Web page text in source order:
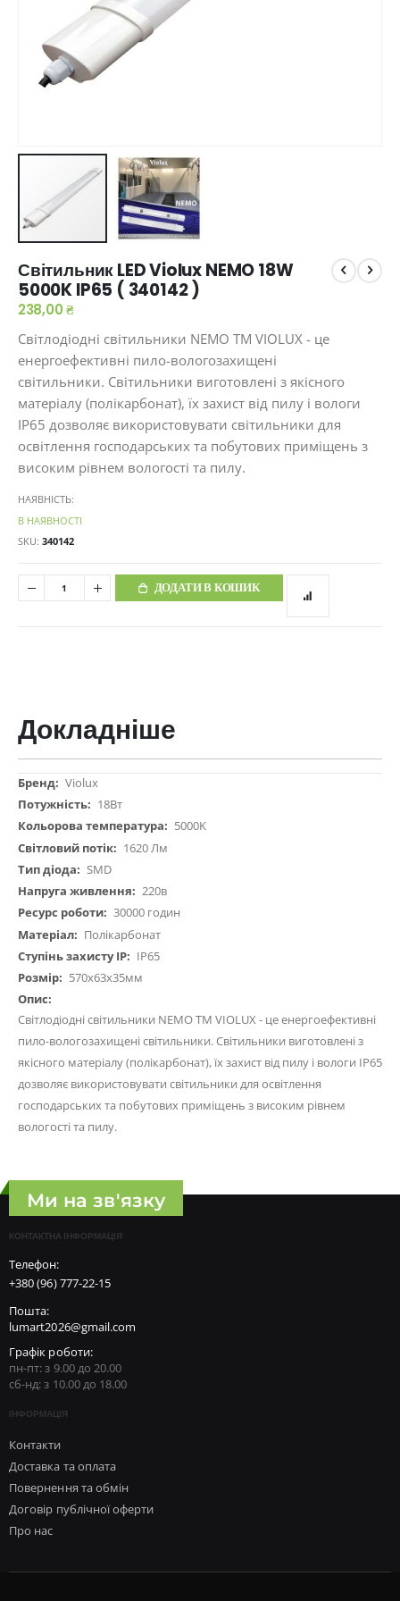
до
початку
галереї
Світильник LED Violux NEMO 18W
5000K IP65 ( 340142 )
238,00 ₴
Світлодіодні світильники NEMO ТМ VIOLUX - це
енергоефективні пило-вологозахищені
світильники. Світильники виготовлені з якісного
матеріалу (полікарбонат), їх захист від пилу і вологи
IP65 дозволяє використовувати світильники для
освітлення господарських та побутових приміщень з
високим рівнем вологості та пилу.
НАЯВНІСТЬ:
В НАЯВНОСТІ
SKU 340142
ДОДАТИ В КОШИК
Докладніше
Докладніше
Violux
18Вт
5000K
1620 Лм
SMD
220в
30000 годин
Полікарбонат
IP65
570х63х35мм
Світлодіодні світильники NEMO ТМ VIOLUX - це енергоефективні
пило-вологозахищені світильники. Світильники виготовлені з
якісного матеріалу (полікарбонат), їх захист від пилу і вологи IP65
дозволяє використовувати світильники для освітлення
господарських та побутових приміщень з високим рівнем
вологості та пилу.
Ми на зв'язку
КОНТАКТНА ІНФОРМАЦІЯ
Телефон:
+380 (96) 777-22-15
Пошта:
lumart2026@gmail.com
Графік роботи:
пн-пт: з 9.00 до 20.00
сб-нд: з 10.00 до 18.00
ІНФОРМАЦІЯ
Контакти
Доставка та оплата
Повернення та обмін
Договір публічної оферти
Про нас